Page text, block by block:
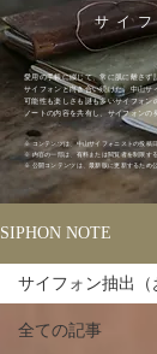
サイ
愛用の手帳に綴じて、常に肌に離さず
サイフォンと向き合い続けた、中山サ
可能性も楽しさも謎も多いサイフォン
ノートの内容を共有し、サイフォンの
※ コンテンツは、中山サイフォニストの投稿
​※ 内容の一部は、有料または閲覧者を制限す
※ 公開コンテンツは、最新版に更新するため
SIPHON NOTE
全ての記事
サイフォン抽出（